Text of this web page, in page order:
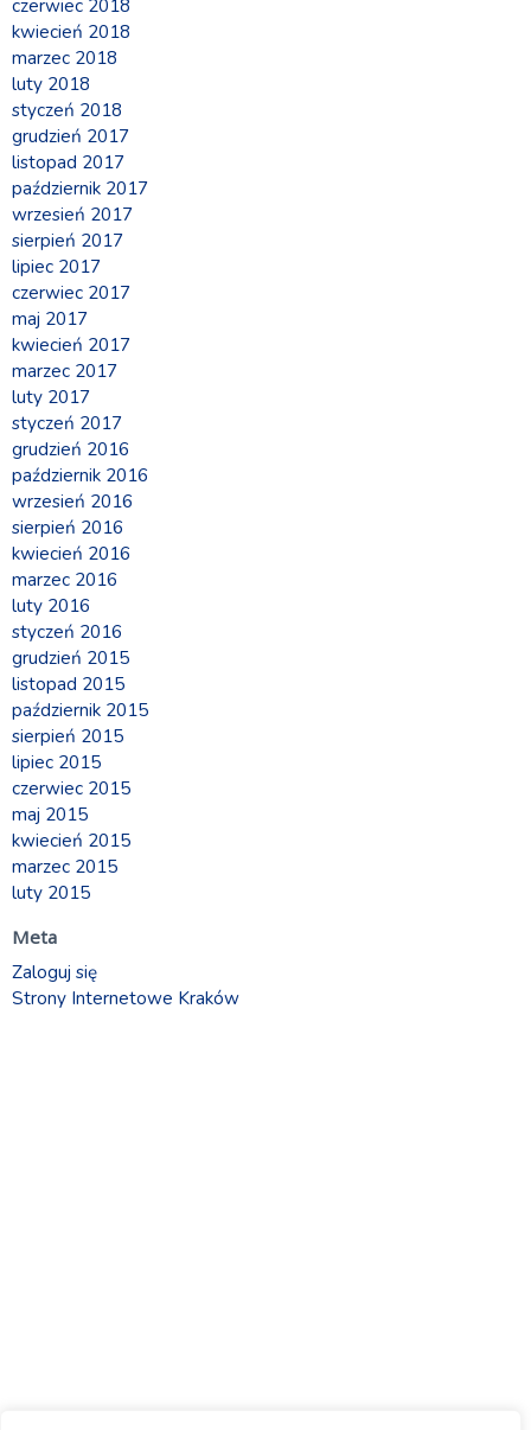
czerwiec 2018
kwiecień 2018
marzec 2018
luty 2018
styczeń 2018
grudzień 2017
listopad 2017
październik 2017
wrzesień 2017
sierpień 2017
lipiec 2017
czerwiec 2017
maj 2017
kwiecień 2017
marzec 2017
luty 2017
styczeń 2017
grudzień 2016
październik 2016
wrzesień 2016
sierpień 2016
kwiecień 2016
marzec 2016
luty 2016
styczeń 2016
grudzień 2015
listopad 2015
październik 2015
sierpień 2015
lipiec 2015
czerwiec 2015
maj 2015
kwiecień 2015
marzec 2015
luty 2015
Meta
Zaloguj się
Strony Internetowe Kraków